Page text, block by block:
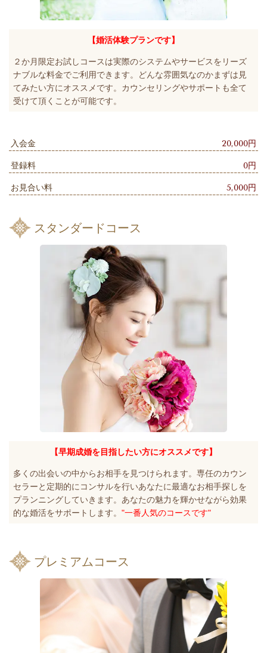
【婚活体験プランです】
２か月限定お試しコースは実際のシステムやサービスをリーズ
ナブルな料金でご利用できます。どんな雰囲気なのかまずは見
てみたい方にオススメです。カウンセリングやサポートも全て
受けて頂くことが可能です。
入会金 20,000円
登録料 0円
お見合い料 5,000円
スタンダードコース
【早期成婚を目指したい方にオススメです】
多くの出会いの中からお相手を見つけられます。専任のカウン
セラーと定期的にコンサルを行いあなたに最適なお相手探しを
プランニングしていきます。あなたの魅力を輝かせながら効果
的な婚活をサポートします。 "一番人気のコースです"
プレミアムコース